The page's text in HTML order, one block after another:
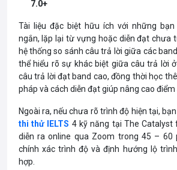
7.0+
Tài liệu đặc biệt hữu ích với những
ngắn, lặp lại từ vựng hoặc diễn đạt chưa
hệ thống so sánh câu trả lời giữa các
thể hiểu rõ sự khác biệt giữa câu trả lời
câu trả lời đạt band cao, đồng thời học
pháp và cách diễn đạt giúp nâng cao điểm
Ngoài ra, nếu chưa rõ trình độ hiện tại,
thi thử IELTS 4 kỹ năng tại The Catalyst
diễn ra online qua Zoom trong 45 – 60
chính xác trình độ và định hướng lộ
hợp.